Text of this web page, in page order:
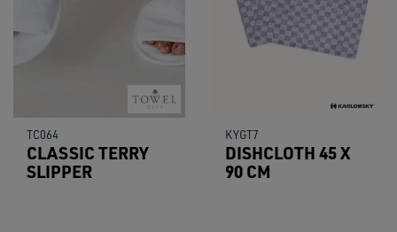
TC064
CLASSIC TERRY
SLIPPER
KYGT7
DISHCLOTH 45 X
90 CM